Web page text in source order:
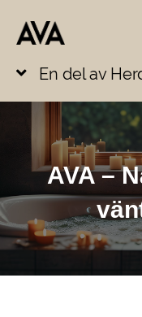
En del av
AVA –